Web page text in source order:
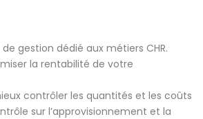
gestion dédié aux métiers CHR.
la rentabilité de votre
contrôler les quantités et les coûts
sur l’approvisionnement et la